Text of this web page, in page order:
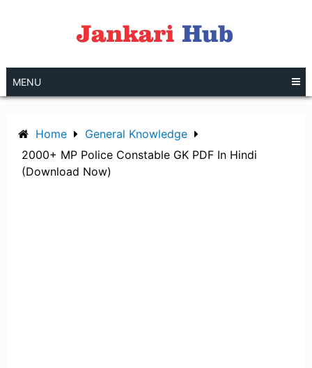
MENU
Home
General Knowledge
2000+ MP Police Constable GK PDF In Hindi
(Download Now)